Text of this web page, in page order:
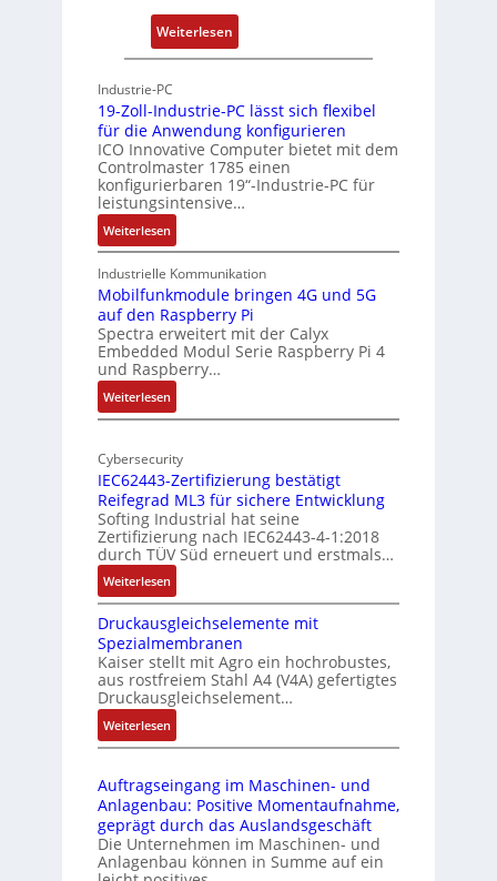
u
n
g
t
-
A
c
h
i
t
e
r
Weiterlesen:
P
s
i
c
a
I
a
n
d
E
g
e
Industrie-PC
19-Zoll-Industrie-PC lässt sich flexibel
für die Anwendung konfigurieren
ICO Innovative Computer bietet mit dem
Controlmaster 1785 einen
konfigurierbaren 19“-Industrie-PC für
leistungsintensive…
Weiterlesen:
1
9
-
Z
o
l
l
-
I
d
u
t
r
i
e
-
P
C
l
ä
s
s
s
c
h
f
Industrielle Kommunikation
Mobilfunkmodule bringen 4G und 5G
auf den Raspberry Pi
Spectra erweitert mit der Calyx
Embedded Modul Serie Raspberry Pi 4
und Raspberry…
Weiterlesen:
M
b
i
f
u
n
k
m
o
d
u
l
e
b
r
n
e
n
Cybersecurity
IEC62443-Zertifizierung bestätigt
Reifegrad ML3 für sichere Entwicklung
Softing Industrial hat seine
Zertifizierung nach IEC62443-4-1:2018
durch TÜV Süd erneuert und erstmals…
Weiterlesen:
I
E
C
6
2
4
4
3
Z
e
r
t
i
Druckausgleichselemente mit
Spezialmembranen
Kaiser stellt mit Agro ein hochrobustes,
aus rostfreiem Stahl A4 (V4A) gefertigtes
Druckausgleichselement…
Weiterlesen:
D
u
c
k
a
u
Auftragseingang im Maschinen- und
Anlagenbau: Positive Momentaufnahme,
geprägt durch das Auslandsgeschäft
Die Unternehmen im Maschinen- und
Anlagenbau können in Summe auf ein